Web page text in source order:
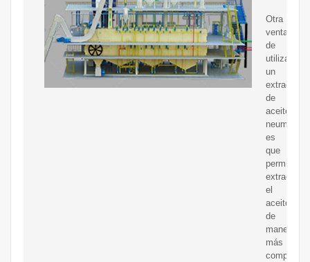
Otra
ventaja
de
utilizar
un
extractor
de
aceite
neumático
es
que
permite
extraer
el
aceite
de
manera
más
completa,